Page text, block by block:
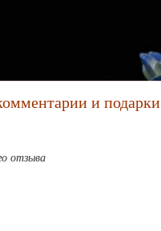
и подарки
отзыва